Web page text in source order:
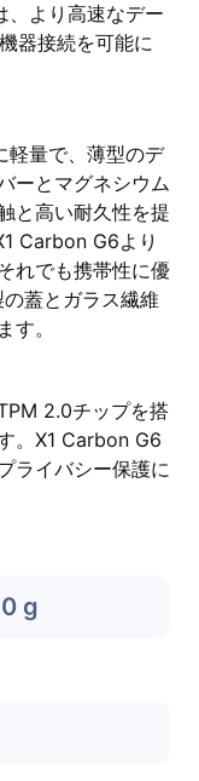
より高速なデー
器接続を可能に
軽量で、薄型のデ
ーとマグネシウム
と高い耐久性を提
Carbon G6より
れでも携帯性に優
蓋とガラス繊維
す。
2.0チップを搭
。X1 Carbon G6
ライバシー保護に
g